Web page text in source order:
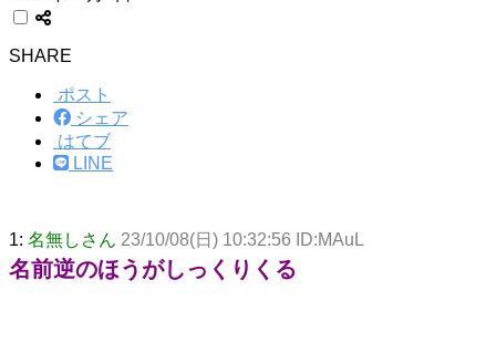
SHARE
ポスト
シェア
はてブ
LINE
1: 名無しさん 23/10/08(日) 10:32:56 ID:MAuL
名前逆のほうがしっくりくる